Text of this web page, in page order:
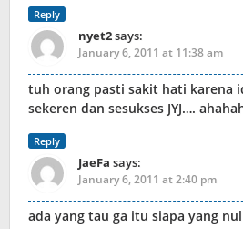
Reply
nyet2says:
January 6, 2011 at 11:38 am
tuh orang pasti sakit hati karena
sekeren dan sesukses JYJ….
Reply
JaeFa says:
January 6, 2011 at 2:40 pm
ada yang tau ga itu siapa yang